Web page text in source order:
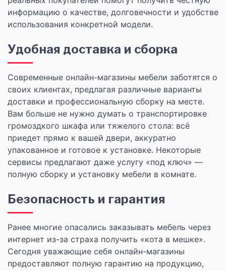
информацию о качестве, долговечности и удобстве
использования конкретной модели.
Удобная доставка и сборка
Современные онлайн-магазины мебели заботятся о
своих клиентах, предлагая различные варианты
доставки и профессиональную сборку на месте.
Вам больше не нужно думать о транспортировке
громоздкого шкафа или тяжелого стола: всё
приедет прямо к вашей двери, аккуратно
упакованное и готовое к установке. Некоторые
сервисы предлагают даже услугу «под ключ» —
полную сборку и установку мебели в комнате.
Безопасность и гарантия
Ранее многие опасались заказывать мебель через
интернет из-за страха получить «котa в мешке».
Сегодня уважающие себя онлайн-магазины
предоставляют полную гарантию на продукцию,